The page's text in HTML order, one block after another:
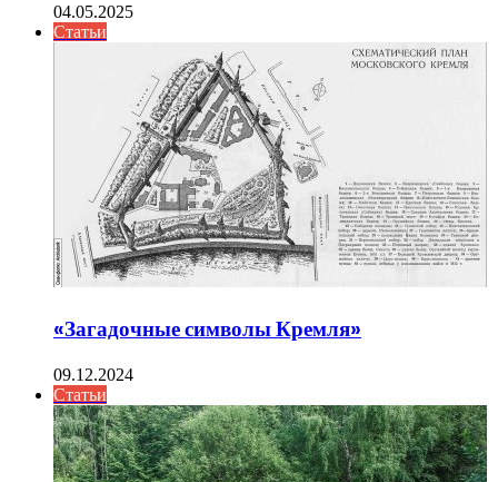
04.05.2025
Статьи
«Загадочные символы Кремля»
09.12.2024
Статьи